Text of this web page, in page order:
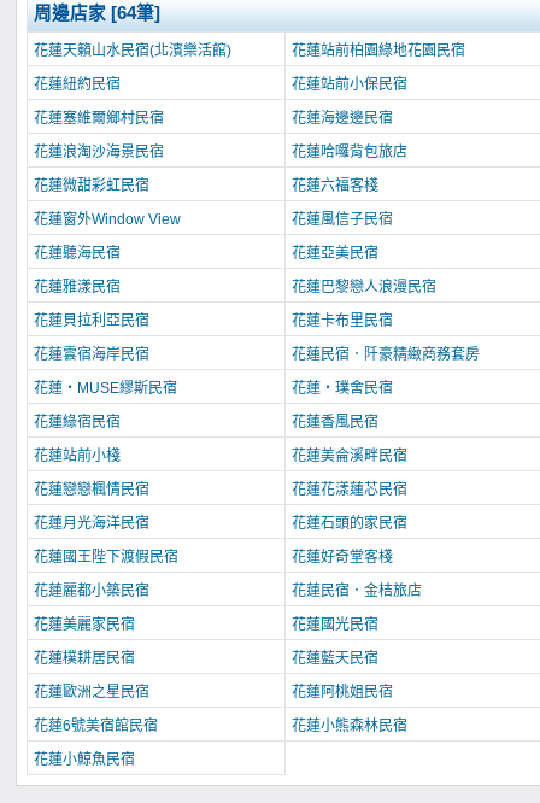
周邊店家 [64筆]
花蓮天籟山水民宿(北濱樂活館)
花蓮站前柏園綠地花園民宿
花蓮紐約民宿
花蓮站前小保民宿
花蓮塞維爾鄉村民宿
花蓮海邊邊民宿
花蓮浪淘沙海景民宿
花蓮哈囉背包旅店
花蓮微甜彩虹民宿
花蓮六福客棧
花蓮窗外Window View
花蓮風信子民宿
花蓮聽海民宿
花蓮亞美民宿
花蓮雅漾民宿
花蓮巴黎戀人浪漫民宿
花蓮貝拉利亞民宿
花蓮卡布里民宿
花蓮雲宿海岸民宿
花蓮民宿．阡豪精緻商務套房
花蓮‧MUSE繆斯民宿
花蓮‧璞舍民宿
花蓮綠宿民宿
花蓮香風民宿
花蓮站前小棧
花蓮美侖溪畔民宿
花蓮戀戀楓情民宿
花蓮花漾蓮芯民宿
花蓮月光海洋民宿
花蓮石頭的家民宿
花蓮國王陛下渡假民宿
花蓮好奇堂客棧
花蓮麗都小築民宿
花蓮民宿．金桔旅店
花蓮美麗家民宿
花蓮國光民宿
花蓮樸耕居民宿
花蓮藍天民宿
花蓮歐洲之星民宿
花蓮阿桃姐民宿
花蓮6號美宿館民宿
花蓮小熊森林民宿
花蓮小鯨魚民宿